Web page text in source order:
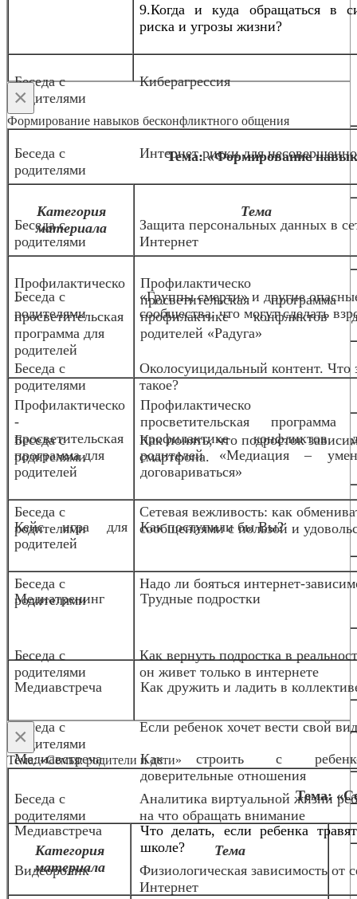
9.Когда и куда обращаться в
риска и угрозы жизни?
Беседа с
родителями
Киберагрессия
Беседа с
родителями
Интернет риски для
Беседа с
родителями
Защита персональных данных в
Интернет
Беседа с
родителями
«Группы смерти» и другие
сообщества: что могут сделать
Беседа с
родителями
Околосуицидальный контент. Что
такое?
Беседа с
родителями
Как понять, что подросток
смартфона.
Беседа с
родителями
Сетевая вежливость: как
сообщениями с пользой и
Беседа с
родителями
Надо ли бояться интернет-
Беседа с
родителями
Как вернуть подростка в
он живет только в интернете
Беседа с
родителями
Если ребенок хочет вести свой
Беседа с
родителями
Аналитика виртуальной жизни
на что обращать внимание
Видеоролик
Физиологическая зависимость от
Интернет
×
Формирование навыков бесконфликтного общения
Тема: «Формирование
Категория
материала
Тема
Профилактическо
-
просветительская
программа для
родителей
просветительская программа
профилактике конфликтов
родителей «Радуга»
Профилактическо
-
просветительская
программа для
родителей
просветительская программа
профилактике конфликтов
родителей «Медиация –
договариваться»
Кейс игра для
родителей
Как поступили бы Вы?
Медиатренинг Трудные подростки
Медиавстреча Как дружить и ладить в
Медиавстреча
Как строить с
доверительные отношения
Медиавстреча
Что делать, если ребенка
школе?
×
Тема: «Семья: родители и дети»
Тема:
Категория
материала
Тема